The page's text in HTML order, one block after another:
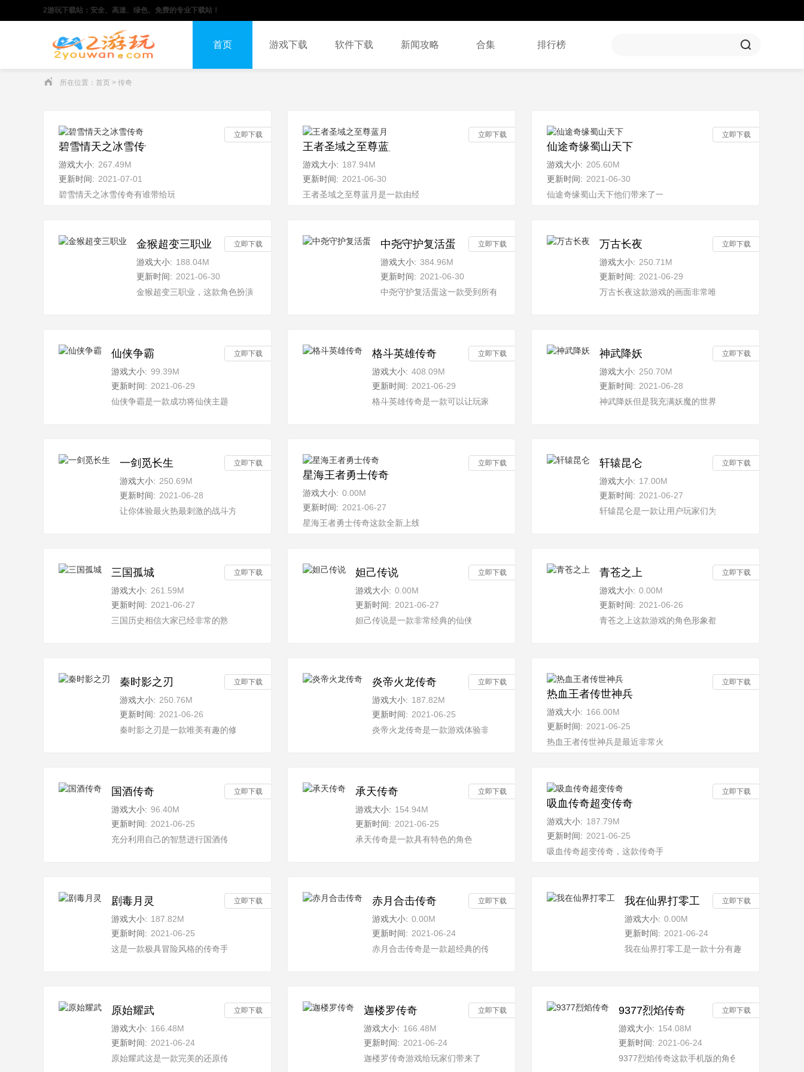
2游玩下载站：安全、高速、绿色、免费的专业下载站！
首页 游戏下载 软件下载 新闻攻略 合集 排行榜
所在位置： 首页 > 传奇
碧雪情天之冰雪传奇
立即下载
游戏大小: 267.49M
更新时间: 2021-07-01
碧雪情天之冰雪传奇有谁带给玩家们是更经典的怀旧传奇体验，在这里将选择最开始的三个职业，这里的职业也进
王者圣域之至尊蓝月
立即下载
游戏大小: 187.94M
更新时间: 2021-06-30
王者圣域之至尊蓝月是一款由经典端游传奇改编而来的手机端传奇游戏，在这款游戏中，玩家们可以重新回到那个
仙途奇缘蜀山天下
立即下载
游戏大小: 205.60M
更新时间: 2021-06-30
仙途奇缘蜀山天下他们带来了一款快节奏的玄幻仙侠手游，带来了更
金猴超变三职业 立即下载
游戏大小: 188.04M
更新时间: 2021-06-30
金猴超变三职业，这款角色扮演手游，打造的角色职业是不同的，有三种职业，大家可以自由选择，开启全新的战
中尧守护复活蛋 立即下载
游戏大小: 384.96M
更新时间: 2021-06-30
中尧守护复活蛋这一款受到所有玩家一致好评的角色扮演类魔幻战斗游戏，给玩家带来了一个更加玄幻的游戏世界
万古长夜 立即下载
游戏大小: 250.71M
更新时间: 2021-06-29
万古长夜这款游戏的画面非常唯美梦幻，关卡也非常
仙侠争霸 立即下载
游戏大小: 99.39M
更新时间: 2021-06-29
仙侠争霸是一款成功将仙侠主题和冒险玩法完美结合的游戏，游戏整体采用了非常细致的画风，搭配上唯美的BG
格斗英雄传奇 立即下载
游戏大小: 408.09M
更新时间: 2021-06-29
格斗英雄传奇是一款可以让玩家感受到热血格斗的游戏，其中的角色刻画非常的逼真细腻，并且能够通过打斗的形
神武降妖 立即下载
游戏大小: 250.70M
更新时间: 2021-06-28
神武降妖但是我充满妖魔的世界当中，玩家将感受到
一剑觅长生 立即下载
游戏大小: 250.69M
更新时间: 2021-06-28
让你体验最火热最刺激的战斗方式，一剑觅长生当中玩家可以释放自己超强的能量，去享受这个独特的战斗过程，
星海王者勇士传奇
立即下载
游戏大小: 0.00M
更新时间: 2021-06-27
星海王者勇士传奇这款全新上线的传奇手游当中，有不同的玩法和模式，是玩家可以自由创造的，并且它引进了很
轩辕昆仑 立即下载
游戏大小: 17.00M
更新时间: 2021-06-27
轩辕昆仑是一款让用户玩家们为之疯狂的一款角色扮
三国孤城 立即下载
游戏大小: 261.59M
更新时间: 2021-06-27
三国历史相信大家已经非常的熟悉了，并且三国的每个英雄都是令人敬佩的哦，这款三国孤城游戏，是一款全新的
妲己传说 立即下载
游戏大小: 0.00M
更新时间: 2021-06-27
妲己传说是一款非常经典的仙侠冒险类手机游戏，玩家在这种仙侠世界中，可以尽情的去冒险，游戏中还有很多经
青苍之上 立即下载
游戏大小: 0.00M
更新时间: 2021-06-26
青苍之上这款游戏的角色形象都非常的精美独特，可
秦时影之刃 立即下载
游戏大小: 250.76M
更新时间: 2021-06-26
秦时影之刃是一款唯美有趣的修仙冒险手游，在这里玩家可以展现自己的战斗技能，超大的仙侠世界地图，尽情的
炎帝火龙传奇 立即下载
游戏大小: 187.82M
更新时间: 2021-06-25
炎帝火龙传奇是一款游戏体验非常轻松的传奇类手机游戏，这款游戏采用了传统传奇游戏的经典设定，三种职业都
热血王者传世神兵
立即下载
游戏大小: 166.00M
更新时间: 2021-06-25
热血王者传世神兵是最近非常火爆的一款传奇类战斗游戏，大家在这
国酒传奇 立即下载
游戏大小: 96.40M
更新时间: 2021-06-25
充分利用自己的智慧进行国酒传奇这款游戏，使自己的小酒厂可以发展为国酒企业，并且每一次都需要做出正确的
承天传奇 立即下载
游戏大小: 154.94M
更新时间: 2021-06-25
承天传奇是一款具有特色的角色扮演类游戏，里边融入了传奇的题材，增加了整个游戏的趣味性，并且呈现给玩家
吸血传奇超变传奇
立即下载
游戏大小: 187.79M
更新时间: 2021-06-25
吸血传奇超变传奇，这款传奇手游，拥有华丽的游戏界面，广阔的游
剧毒月灵 立即下载
游戏大小: 187.82M
更新时间: 2021-06-25
这是一款极具冒险风格的传奇手游剧毒月灵，这个游戏真的非常出彩，目前有很高的人气，在这个游戏中玩家可以
赤月合击传奇 立即下载
游戏大小: 0.00M
更新时间: 2021-06-24
赤月合击传奇是一款超经典的传奇题材手游，该手游完全复刻了端游的各种经典游戏模式，在复刻经典的同时又创
我在仙界打零工 立即下载
游戏大小: 0.00M
更新时间: 2021-06-24
我在仙界打零工是一款十分有趣的仙侠修仙游
原始耀武 立即下载
游戏大小: 166.48M
更新时间: 2021-06-24
原始耀武这是一款完美的还原传奇经典玩法的手游，在这里给玩家带来了更高的自由度，不论是自由竞技，pk或
迦楼罗传奇 立即下载
游戏大小: 166.48M
更新时间: 2021-06-24
迦楼罗传奇游戏给玩家们带来了更加时尚的画风，同时也带了实时的语音交流，这不仅是一个能够展示自己高超操
9377烈焰传奇 立即下载
游戏大小: 154.08M
更新时间: 2021-06-24
9377烈焰传奇这款手机版的角色战斗手游，有很